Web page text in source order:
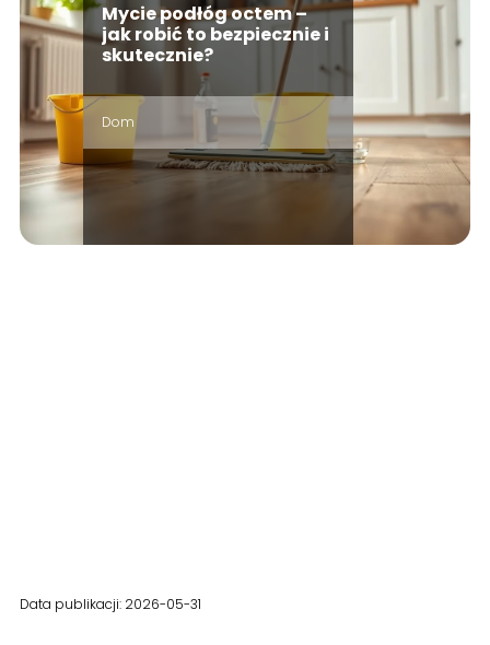
Mycie podłóg octem –
jak robić to bezpiecznie i
skutecznie?
Dom
Data publikacji: 2026-05-31